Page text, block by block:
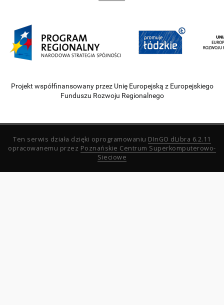
Projekt współfinansowany przez Unię Europejską z Europejskiego
Funduszu Rozwoju Regionalnego
Ten serwis działa dzięki oprogramowaniu DInGO dLibra 6.2.11
opracowanemu przez Poznańskie Centrum Superkomputerowo-
Sieciowe